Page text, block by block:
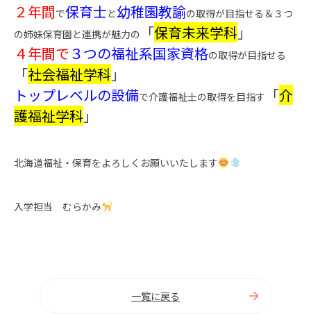
２年間で保育士 と幼稚園教諭の取得が目指せる＆３つ
の姉妹保育園と連携が魅力の
「保育未来学科 」
４年間で３つの福祉系国家資格の取得が目指せる
「社会福祉学科 」
トップレベルの設備で介護福祉士の取得を目指す 「介
護福祉学科 」
北海道福祉・保育をよろしくお願いいたします
入学担当 むらかみ
一覧に戻る